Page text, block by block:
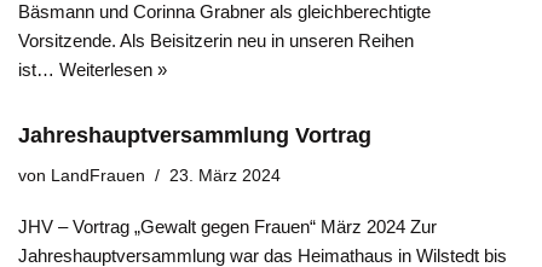
Bäsmann und Corinna Grabner als gleichberechtigte
Vorsitzende. Als Beisitzerin neu in unseren Reihen
ist… Weiterlesen »
Jahreshauptversammlung Vortrag
von LandFrauen 23. März 2024
JHV – Vortrag „Gewalt gegen Frauen“ März 2024 Zur
Jahreshauptversammlung war das Heimathaus in Wilstedt bis